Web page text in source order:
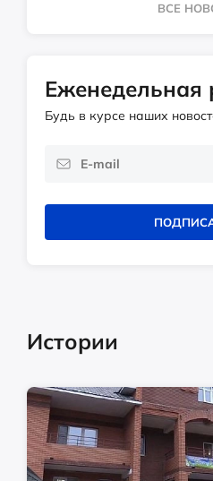
ВСЕ
Еженедельная
Будь в курсе наших
Истории